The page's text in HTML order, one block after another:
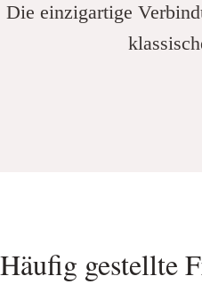
Die einzigartige
Häufig gestellte